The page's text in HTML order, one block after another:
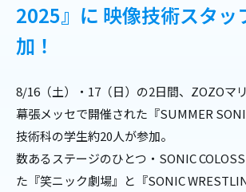
2025』に 映像技術スタッ
加！
8/16（土）・17（日）の2日間、ZOZOマ
幕張メッセで開催された『SUMMER
技術科の学生約20人が参加。
数あるステージのひとつ・SONIC
た『笑ニック劇場』と『SONIC